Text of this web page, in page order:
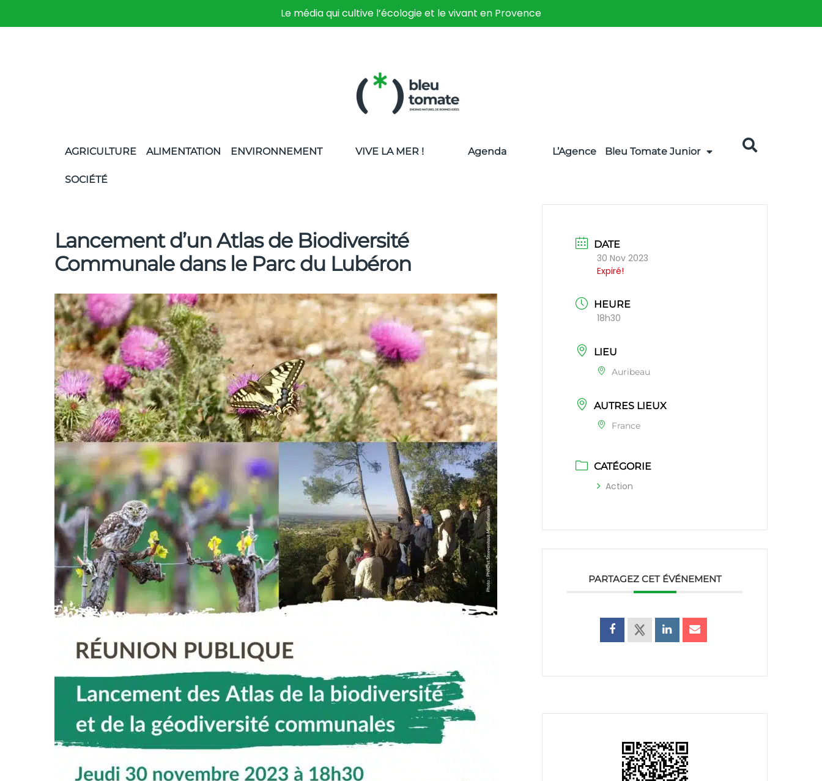
Le média qui cultive l’écologie et le vivant en Provence
AGRICULTURE ALIMENTATION ENVIRONNEMENT
SOCIÉTÉ
VIVE LA MER ! Agenda L’Agence Bleu Tomate Junior
Lancement d’un Atlas de Biodiversité
Communale dans le Parc du Lubéron
DATE
30 Nov 2023
Expiré!
HEURE
18h30
LIEU
Auribeau
AUTRES LIEUX
France
CATÉGORIE
Action
PARTAGEZ CET ÉVÉNEMENT